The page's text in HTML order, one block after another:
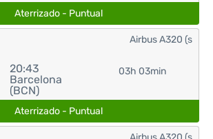
Aterrizado - Puntual
20:43
Barcelona
(BCN)
03h 03min
Airbus A320 (s
Aterrizado - Puntual